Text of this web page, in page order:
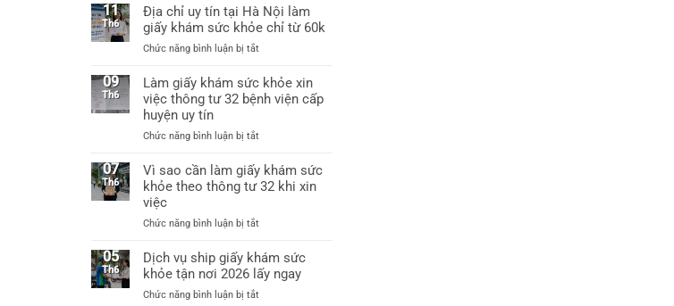
khỏe
a3
khám
sức
a4
xin
việc
11
Th6
Địa chỉ uy tín tại Hà Nội làm
giấy khám sức khỏe chỉ từ 60k
Chức năng bình luận bị tắtở
chỉ
uy
Hà
làm
giấy
khỏe
từ
60k
09
Th6
Làm giấy khám sức khỏe xin
việc thông tư 32 bệnh viện cấp
huyện uy tín
Chức năng bình luận bị tắtở
giấy
khám
xin
thông
tư
07
Th6
Vì sao cần làm giấy khám sức
khỏe theo thông tư 32 khi xin
việc
Chức năng bình luận bị tắtở
sao
cần
làm
giấy
05
Th6
Dịch vụ ship giấy khám sức
khỏe tận nơi 2026 lấy ngay
Chức năng bình luận bị tắtở